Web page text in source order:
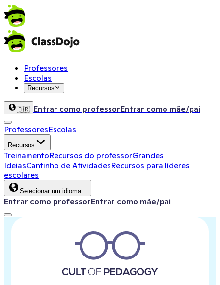
Professores
Escolas
Recursos
🇧🇷 Entrar como professorEntrar como mãe/pai
ProfessoresEscolas
Recursos
TreinamentoRecursos do professorGrandes
IdeiasCantinho de AtividadesRecursos para líderes
escolares
Selecionar um idioma…
Entrar como professorEntrar como mãe/pai